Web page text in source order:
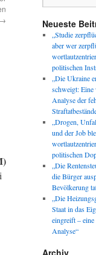
→ Neueste
„Studie
aber wer
politischen
„Die Ukraine
schweigt: Eine
Analyse der
„Drogen,
und der Job
politischen
„Die
die Bürger
Bevölkerung
„Die
Staat in das
eingreift –
Analyse“
Archiv